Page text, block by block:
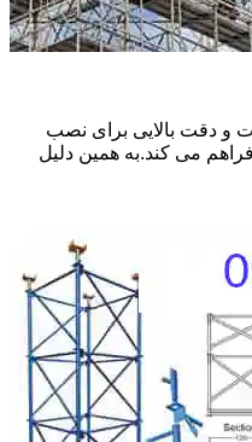
و دقت بالایی برای نصب
می کند.به همین دلیل